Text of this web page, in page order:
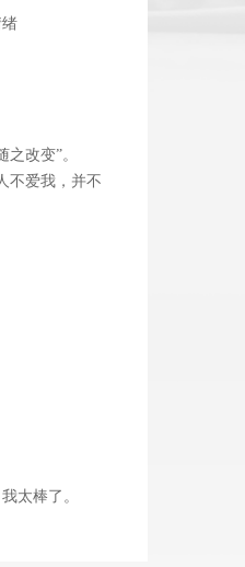
改变”。
不爱我，并不
太棒了。